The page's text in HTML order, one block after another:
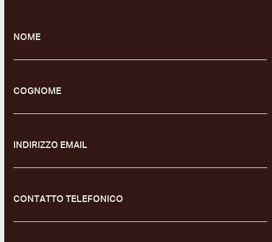
NOME
COGNOME
INDIRIZZO EMAIL
CONTATTO TELEFONICO